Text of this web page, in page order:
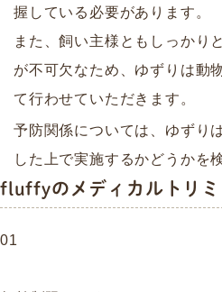
握している必要があります。
また、飼い主様ともしっかり
が不可欠なため、ゆずりは動
て行わせていただきます。
予防関係については、ゆずり
した上で実施するかどうかを
fluffyのメディカルトリ
01